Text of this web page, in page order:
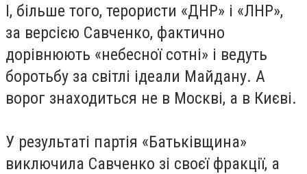
І, більше того, терористи «ДНР» і «ЛНР»,
за версією Савченко, фактично
дорівнюють «небесної сотні» і ведуть
боротьбу за світлі ідеали Майдану. А
ворог знаходиться не в Москві, а в Києві.
У результаті партія «Батьківщина»
виключила Савченко зі своєї фракції, а